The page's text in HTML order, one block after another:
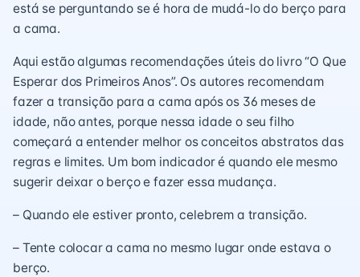
está se perguntando se é hora de mudá-lo do berço para
a cama.
Aqui estão algumas recomendações úteis do livro “O Que
Esperar dos Primeiros Anos”. Os autores recomendam
fazer a transição para a cama após os 36 meses de
idade, não antes, porque nessa idade o seu filho
começará a entender melhor os conceitos abstratos das
regras e limites. Um bom indicador é quando ele mesmo
sugerir deixar o berço e fazer essa mudança.
– Quando ele estiver pronto, celebrem a transição.
– Tente colocar a cama no mesmo lugar onde estava o
berço.